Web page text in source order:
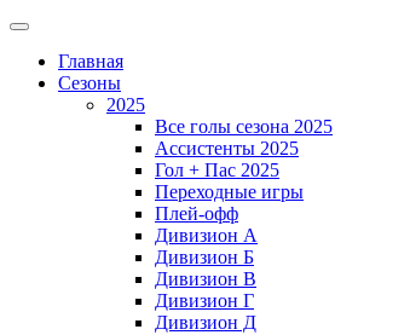
Главная
Сезоны
2025
Все голы сезона 2025
Ассистенты 2025
Гол + Пас 2025
Переходные игры
Плей-офф
Дивизион A
Дивизион Б
Дивизион В
Дивизион Г
Дивизион Д